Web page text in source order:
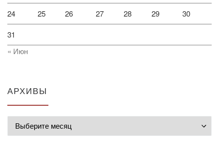
24 25 26 27 28 29 30
31
« Июн
АРХИВЫ